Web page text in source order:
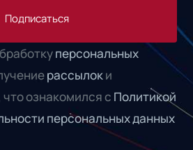
Подписаться
персональных
рассылоки
ознакомился с Политикой
персональных данных